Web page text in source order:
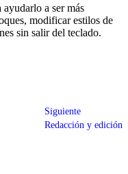
ayudarlo a ser más
modificar estilos de
sin salir del teclado.
Siguiente
Redacción y edición